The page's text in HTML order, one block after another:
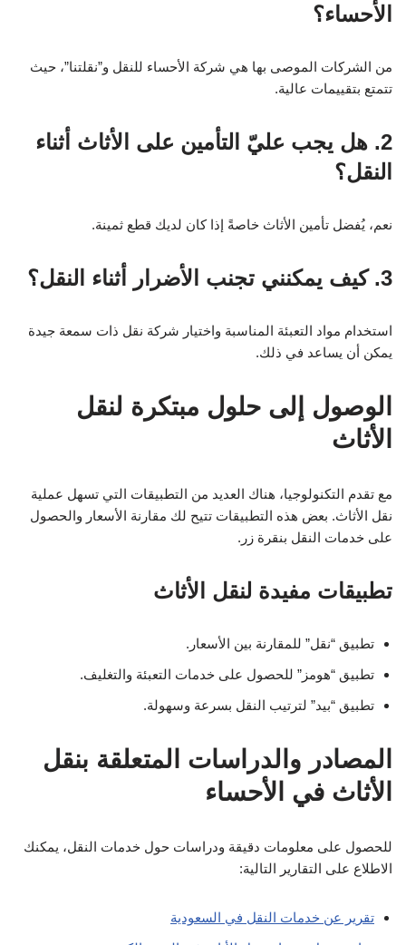
الأحساء؟
من الشركات الموصى بها هي شركة الأحساء للنقل و”نقلتنا”، حيث
تتمتع بتقييمات عالية.
2. هل يجب عليّ التأمين على الأثاث أثناء
النقل؟
نعم، يُفضل تأمين الأثاث خاصةً إذا كان لديك قطع ثمينة.
3. كيف يمكنني تجنب الأضرار أثناء النقل؟
استخدام مواد التعبئة المناسبة واختيار شركة نقل ذات سمعة جيدة
يمكن أن يساعد في ذلك.
الوصول إلى حلول مبتكرة لنقل
الأثاث
مع تقدم التكنولوجيا، هناك العديد من التطبيقات التي تسهل عملية
نقل الأثاث. بعض هذه التطبيقات تتيح لك مقارنة الأسعار والحصول
على خدمات النقل بنقرة زر.
تطبيقات مفيدة لنقل الأثاث
تطبيق “نقل” للمقارنة بين الأسعار.
تطبيق “هومز” للحصول على خدمات التعبئة والتغليف.
تطبيق “بيد” لترتيب النقل بسرعة وسهولة.
المصادر والدراسات المتعلقة بنقل
الأثاث في الأحساء
للحصول على معلومات دقيقة ودراسات حول خدمات النقل، يمكنك
الاطلاع على التقارير التالية:
تقرير عن خدمات النقل في السعودية